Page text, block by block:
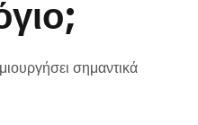
σημαντικά